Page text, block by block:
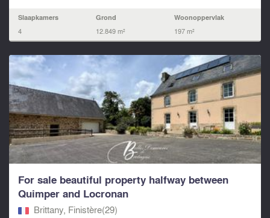
Slaapkamers
4
Grond
12.849 m²
Woonoppervlak
197 m²
For sale beautiful property halfway between
Quimper and Locronan
Brittany, Finistère(29)